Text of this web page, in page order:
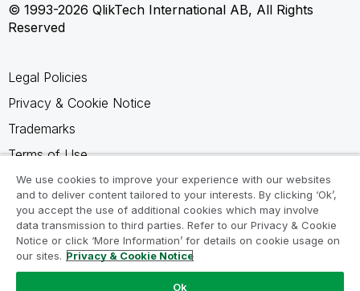
© 1993-2026 QlikTech International AB, All Rights
Reserved
Legal Policies
Privacy & Cookie Notice
Trademarks
Terms of Use
Legal Agreements
Product Terms
Do not share my info
We use cookies to improve your experience with our websites
and to deliver content tailored to your interests. By clicking ‘Ok’,
you accept the use of additional cookies which may involve
data transmission to third parties. Refer to our Privacy & Cookie
Notice or click ‘More Information’ for details on cookie usage on
our sites. Privacy & Cookie Notice
Ok